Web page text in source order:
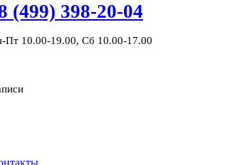
(499) 398-20-04
Пт 10.00-19.00, Сб 10.00-17.00